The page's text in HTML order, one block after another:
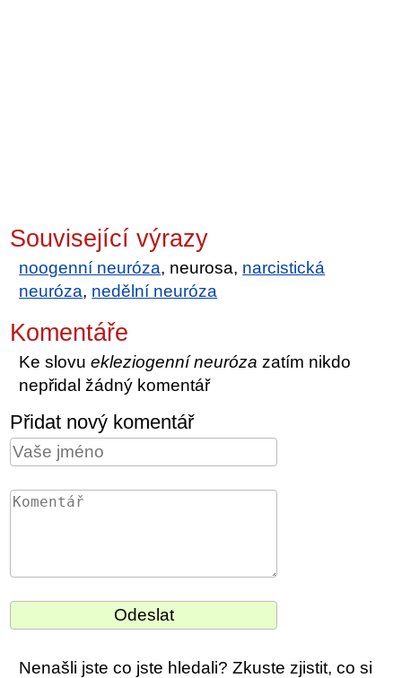
Související výrazy
noogenní neuróza, neurosa, narcistická
neuróza, nedělní neuróza
Komentáře
Ke slovuekleziogenní neuróza zatím nikdo
nepřidal žádný komentář
Přidat nový komentář
Nenašli jste co jste hledali? Zkuste zjistit, co si